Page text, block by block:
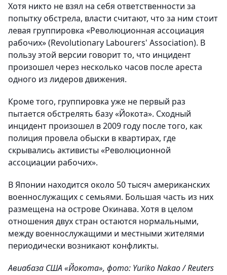
Хотя никто не взял на себя ответственности за
попытку обстрела, власти считают, что за ним стоит
левая группировка «Революционная ассоциация
рабочих» (Revolutionary Labourers' Association). В
пользу этой версии говорит то, что инцидент
произошел через несколько часов после ареста
одного из лидеров движения.
Кроме того, группировка уже не первый раз
пытается обстрелять базу «Йокота». Сходный
инцидент произошел в 2009 году после того, как
полиция провела обыски в квартирах, где
скрывались активисты «Революционной
ассоциации рабочих».
В Японии находится около 50 тысяч американских
военнослужащих с семьями. Большая часть из них
размещена на острове Окинава. Хотя в целом
отношения двух стран остаются нормальными,
между военнослужащими и местными жителями
периодически возникают конфликты.
Авиабаза США «Йокота», фото: Yuriko Nakao / Reuters